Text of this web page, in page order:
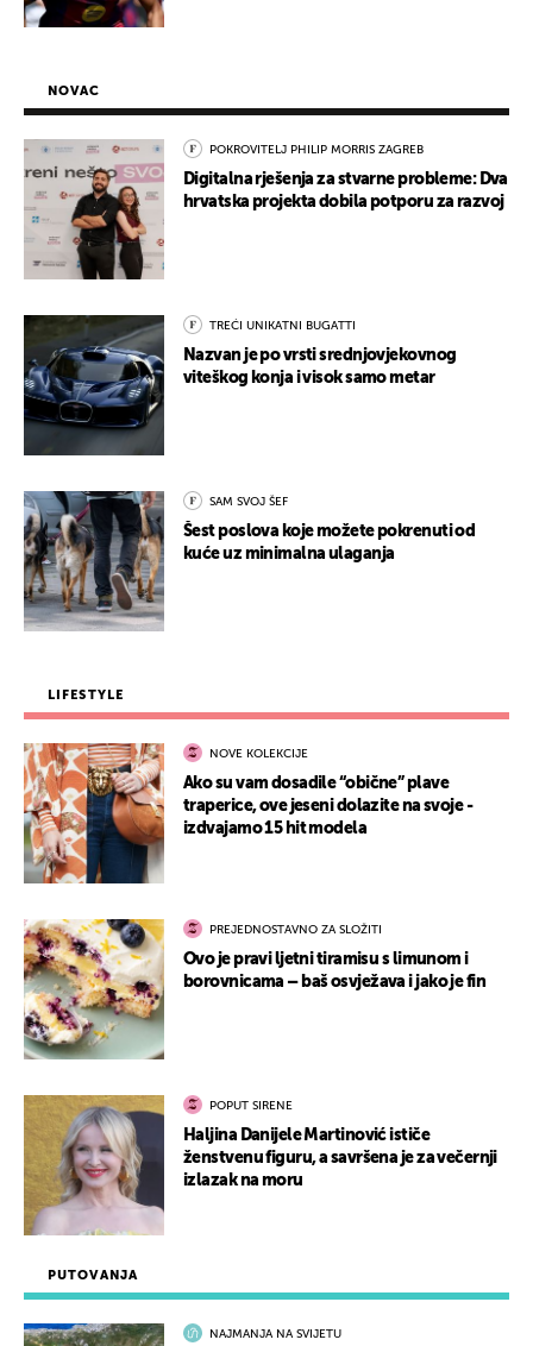
PUTOVANJA
NAJMANJA NA SVIJETU
NOVAC
POKROVITELJ PHILIP MORRIS ZAGREB
Digitalna rješenja za stvarne probleme: Dva
hrvatska projekta dobila potporu za razvoj
TREĆI UNIKATNI BUGATTI
Nazvan je po vrsti srednjovjekovnog
viteškog konja i visok samo metar
SAM SVOJ ŠEF
Šest poslova koje možete pokrenuti od
kuće uz minimalna ulaganja
LIFESTYLE
NOVE KOLEKCIJE
Ako su vam dosadile “obične” plave
traperice, ove jeseni dolazite na svoje -
izdvajamo 15 hit modela
PREJEDNOSTAVNO ZA SLOŽITI
Ovo je pravi ljetni tiramisu s limunom i
borovnicama – baš osvježava i jako je fin
POPUT SIRENE
Haljina Danijele Martinović ističe
ženstvenu figuru, a savršena je za večernji
izlazak na moru